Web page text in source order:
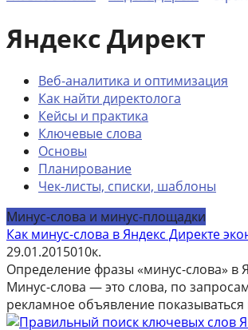
Яндекс Директ
Веб-аналитика и оптимизация
Как найти директолога
Кейсы и практика
Ключевые слова
Основы
Планирование
Чек-листы, списки, шаблоны
Минус-слова и минус-площадки
Как минус-слова в Яндекс Директе
29.01.2015010к.
Определение фразы «минус-слова» в
Минус-слова — это слова, по
рекламное объявление показываться